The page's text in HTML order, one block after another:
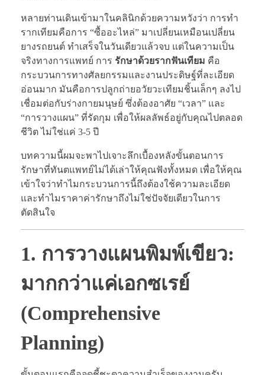
หลายท่านเดินเข้ามาในคลินิกด้วยความหวังว่า การทำ
รากเทียมคือการ “ซื้ออะไหล่” มาเปลี่ยนเหมือนเปลี่ยน
ยางรถยนต์ ทำเสร็จในวันเดียวแล้วจบ แต่ในความเป็น
จริงทางการแพทย์ การ รักษาด้วยรากฟันเทียม คือ
กระบวนการทางศัลยกรรมและงานประดิษฐ์ที่ละเอียด
อ่อนมาก มันคือการปลูกถ่ายอวัยวะเทียมชิ้นเล็กๆ ลงไป
เชื่อมต่อกับร่างกายมนุษย์ ซึ่งต้องอาศัย “เวลา” และ
“การวางแผน” ที่รัดกุม เพื่อให้ผลลัพธ์อยู่กับคุณไปตลอด
ชีวิต ไม่ใช่แค่ 3-5 ปี
บทความนี้ผมจะพาไปเจาะลึกเบื้องหลังขั้นตอนการ
รักษาที่ทันตแพทย์ไม่ได้เล่าให้คุณฟังทั้งหมด เพื่อให้คุณ
เข้าใจว่าทำไมกระบวนการนี้ถึงต้องใช้ความละเอียด
และทำไมราคาค่ารักษาถึงไม่ใช่ปัจจัยเดียวในการ
ตัดสินใจ
1. การวางแผนพิมพ์เขียว:
มากกว่าแค่เอกซเรย์
(Comprehensive
Planning)